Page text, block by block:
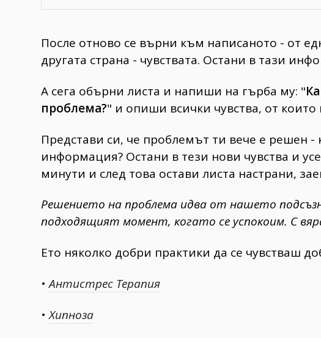
После отново се върни към написаното - от
другата страна - чувствата. Остани в тази
А сега обърни листа и напиши на гърба му: "
проблема?" и опиши всички чувства, от
Представи си, че проблемът ти вече е решен -
информация? Остани в тези нови чувства и
минути и след това остави листа настрани,
Решението на проблема идва от нашето
подходящият момент, когато се успокоим. С
Ето няколко добри практики да се чувстваш
•Антистрес Терапия
•Хипноза